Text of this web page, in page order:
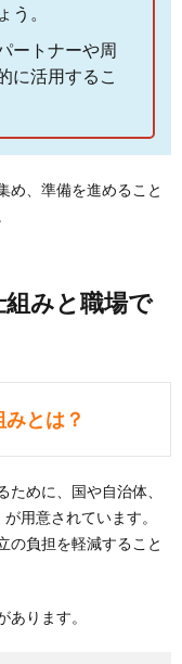
う。
ートナーや周
に活用するこ
め、準備を進めること
みと職場で
とは？
めに、国や自治体、
用意されています。
の負担を軽減すること
ります。